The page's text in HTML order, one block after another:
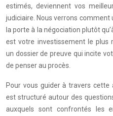
estimés, deviennent vos
judiciaire. Nous verrons
la porte à la négociation plutôt
est votre investissement le plus
un dossier de preuve qui incite
de penser au procès.
Pour vous guider à travers
est structuré autour des
auxquels sont confrontés les